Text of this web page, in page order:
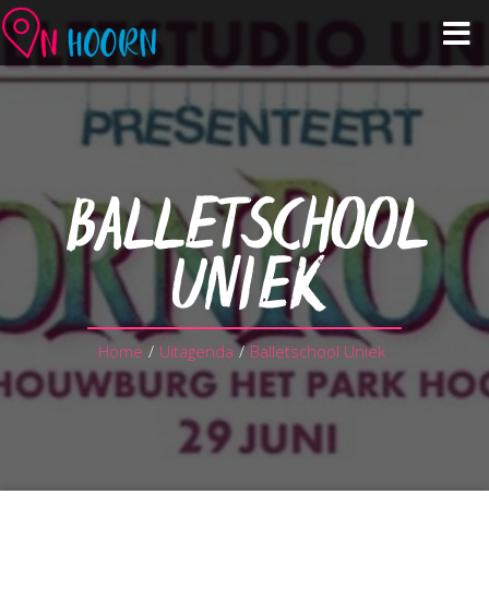
Winkelen & Horeca
Over Hoorn
Plan je bezoek
BALLETSCHOOL
UNIEK
Home / Uitagenda / Balletschool Uniek